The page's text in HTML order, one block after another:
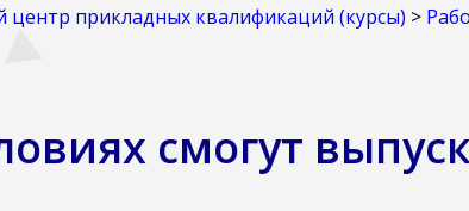
прикладных квалификаций (курсы) >
смогут